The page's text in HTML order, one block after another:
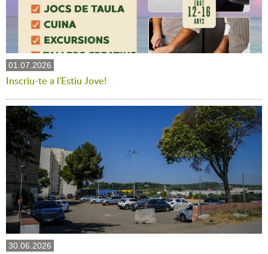
01.07.2026
Inscriu-te a l'Estiu Jove!
30.06.2026